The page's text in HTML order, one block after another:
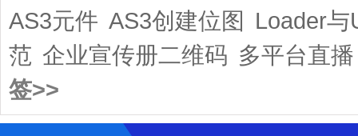
AS3元件 AS3创建位图 Loader与
范 企业宣传册二维码 多平台直播
签>>